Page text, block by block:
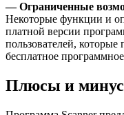
— Ограниченные
Некоторые функции и
платной версии
пользователей, которые
бесплатное
Плюсы и